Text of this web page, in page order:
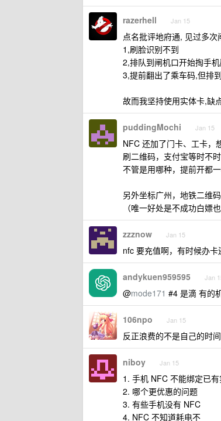
razerhell Jan 15
点名批评地府通, 见过多
1,刷脸识别不到
2,排队到闸机口开始掏手
3,提前翻出了乘车码,但排
故而我坚持使用实体卡,缺
puddingMochi Jan 15
NFC 还加了门卡、工卡，
刷二维码，支付宝等时不
不管是用哪种，提前开都一
另外坐标广州，地铁二维
（唯一好处是不成功白嫖
zzznow Jan 15
nfc 要充值啊，有时候办卡
andykuen959595 Jan
@mode171 #4 是滴 有的
106npo Jan 15
反正浪费的不是自己的时
niboy Jan 15
1. 手机 NFC 不能绑定已
2. 哪个更优惠的问题
3. 有些手机没有 NFC
4. NFC 不知道耗电不